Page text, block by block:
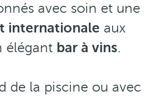
avec soin et une
internationale aux
élégant bar à vins.
de la piscine ou avec